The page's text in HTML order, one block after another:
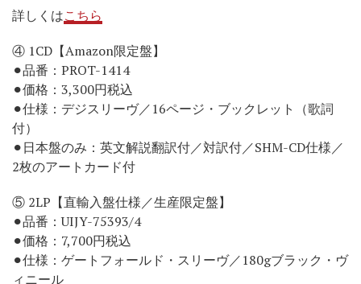
詳しくはこちら
④ 1CD【Amazon限定盤】
⚫︎品番：PROT-1414
⚫︎価格：3,300円税込
⚫︎仕様：デジスリーヴ／16ページ・ブックレット（歌詞
付）
⚫︎日本盤のみ：英文解説翻訳付／対訳付／SHM-CD仕様／
2枚のアートカード付
⑤ 2LP【直輸入盤仕様／生産限定盤】
⚫︎品番：UIJY-75393/4
⚫︎価格：7,700円税込
⚫︎仕様：ゲートフォールド・スリーヴ／180gブラック・ヴ
ィニール